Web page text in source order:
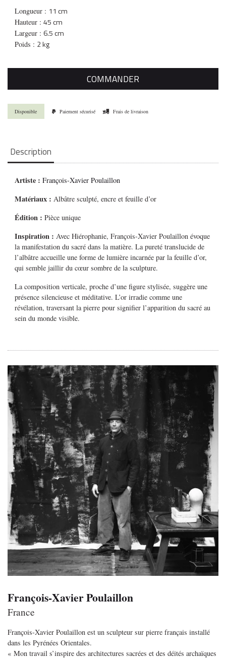
Longueur : 11 cm
Hauteur :45 cm
Largeur :6.5 cm
Poids : 2 kg
COMMANDER
Disponible Paiement sécurisé Frais de livraison
Description
Artiste :François-Xavier Poulaillon
Matériaux : Albâtre sculpté, encre et feuille d’or
Édition :Pièce unique
Inspiration :AvecHiérophanie, François-Xavier Poulaillon évoque
la manifestation du sacré dans la matière. La pureté translucide de
l’albâtre accueille une forme de lumière incarnée par la feuille d’or,
qui semble jaillir du cœur sombre de la sculpture.
La composition verticale, proche d’une figure stylisée, suggère une
présence silencieuse et méditative. L’or irradie comme une
révélation, traversant la pierre pour signifier l’apparition du sacré au
sein du monde visible.
François-Xavier Poulaillon
France
François-Xavier Poulaillon est un sculpteur sur pierre français installé
dans les Pyrénées Orientales.
« Mon travail s’inspire des architectures sacrées et des déités archaïques